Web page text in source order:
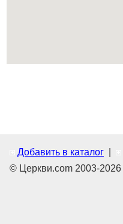
Добавить в каталог
© Церкви.com 2003-2026